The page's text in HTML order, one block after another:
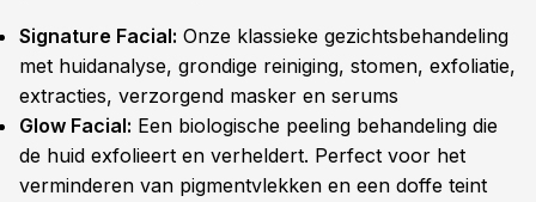
Signature Facial: Onze klassieke gezichtsbehandeling
met huidanalyse, grondige reiniging, stomen, exfoliatie,
extracties, verzorgend masker en serums
Glow Facial: Een biologische peeling behandeling die
de huid exfolieert en verheldert. Perfect voor het
verminderen van pigmentvlekken en een doffe teint